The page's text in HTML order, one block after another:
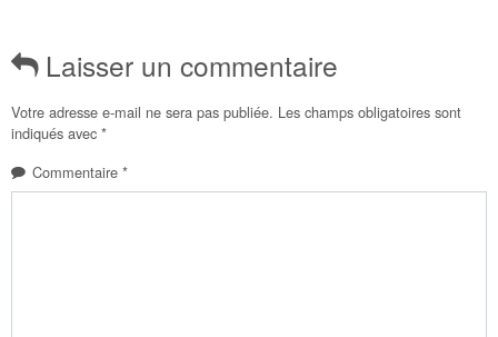
Laisser un commentaire
Votre adresse e-mail ne sera pas publiée. Les champs obligatoires sont
indiqués avec *
Commentaire *